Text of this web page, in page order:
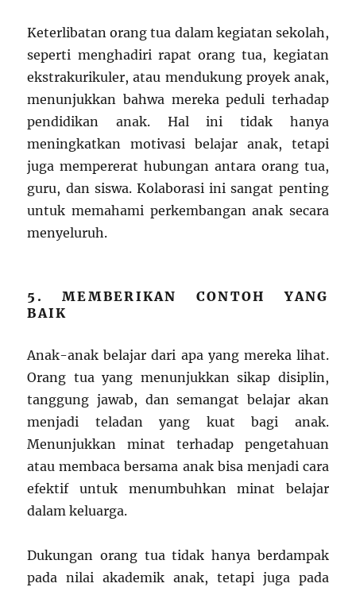
Keterlibatan orang tua dalam kegiatan sekolah,
seperti menghadiri rapat orang tua, kegiatan
ekstrakurikuler, atau mendukung proyek anak,
menunjukkan bahwa mereka peduli terhadap
pendidikan anak. Hal ini tidak hanya
meningkatkan motivasi belajar anak, tetapi
juga mempererat hubungan antara orang tua,
guru, dan siswa. Kolaborasi ini sangat penting
untuk memahami perkembangan anak secara
menyeluruh.
5. MEMBERIKAN CONTOH YANG
BAIK
Anak-anak belajar dari apa yang mereka lihat.
Orang tua yang menunjukkan sikap disiplin,
tanggung jawab, dan semangat belajar akan
menjadi teladan yang kuat bagi anak.
Menunjukkan minat terhadap pengetahuan
atau membaca bersama anak bisa menjadi cara
efektif untuk menumbuhkan minat belajar
dalam keluarga.
Dukungan orang tua tidak hanya berdampak
pada nilai akademik anak, tetapi juga pada